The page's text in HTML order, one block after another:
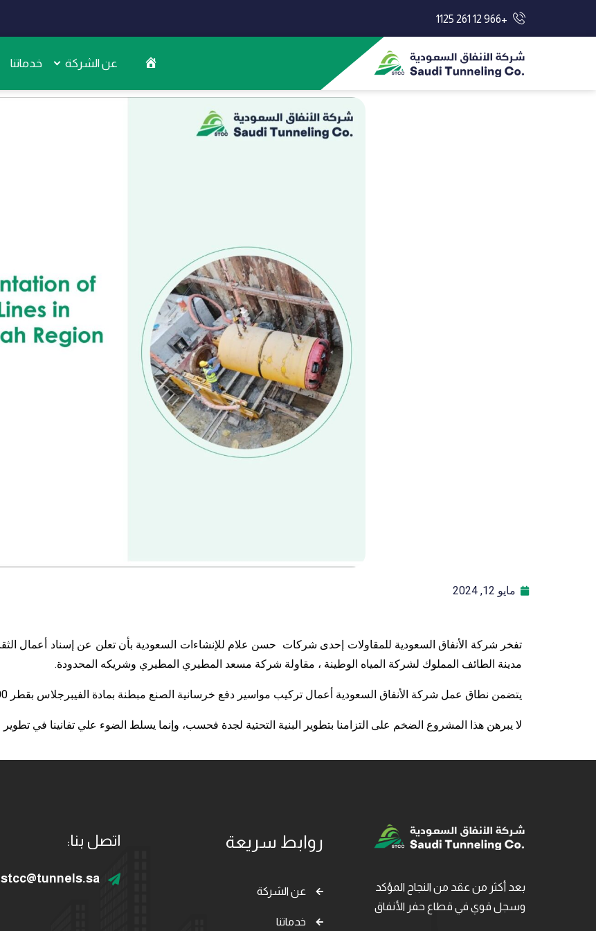
+966 12 261 1125
عن الشركة خدماتنا
مايو 12, 2024
مدينة الطائف المملوك لشركة المياه الوطينة ، مقاولة شركة مسعد المطيري المطيري وشريكه المحدودة.
يتضمن نطاق عمل شركة الأنفاق السعودية أعمال تركيب مواسير دفع خرسانية الصنع مبطنة بمادة الفيبرجلاس بقطر 600 ملم بطريقة الثقب الافقي
لا يبرهن هذا المشروع الضخم على التزامنا بتطوير البنية التحتية لجدة فحسب، وإنما يسلط الضوء علي تفانينا في
بعد أكثر من عقد من النجاح المؤكد
وسجل قوي في قطاع حفر الأنفاق
روابط سريعة
عن الشركة
خدماتنا
اتصل بنا: